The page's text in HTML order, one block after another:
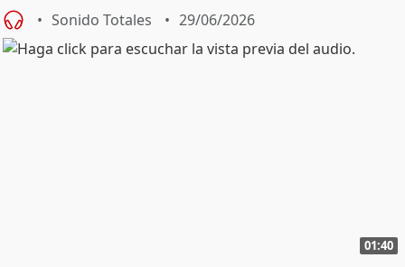
Sonido Totales 29/06/2026
01:40